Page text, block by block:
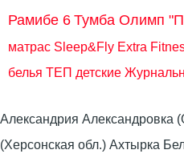
Рамибе 6 Тумба Олимп
матрас Sleep&Fly Extra
белья ТЕП детские
Александрия Александровка
(Херсонская обл.) Ахтырка